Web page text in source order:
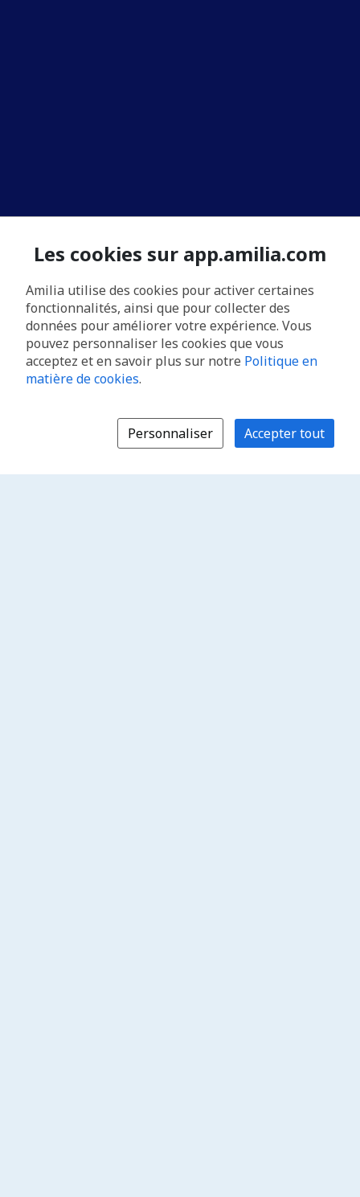
Les cookies sur app.amilia.com
Amilia utilise des cookies pour activer certaines
fonctionnalités, ainsi que pour collecter des
données pour améliorer votre expérience. Vous
pouvez personnaliser les cookies que vous
acceptez et en savoir plus sur notre Politique en
matière de cookies.
Personnaliser Accepter tout